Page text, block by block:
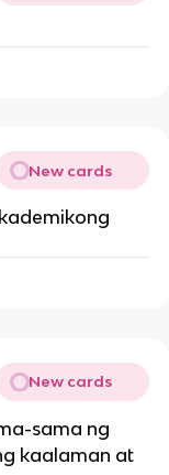
New cards
New cards
sama ng
kaalaman at